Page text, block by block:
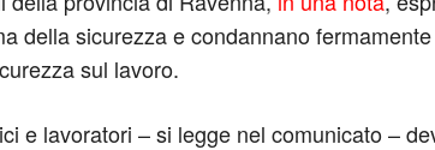
della sicurezza e condannano
sul lavoro.
e lavoratori – si legge nel comunicato –